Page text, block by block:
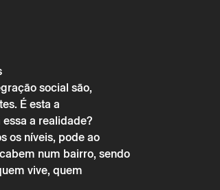
social são,
É esta a
a realidade?
os níveis, pode ao
num bairro, sendo
vive, quem
→Outros
PARAÍSO – O BAIRRO VENCEU –
OS ESTEREÓTIPOS E TRILHAR